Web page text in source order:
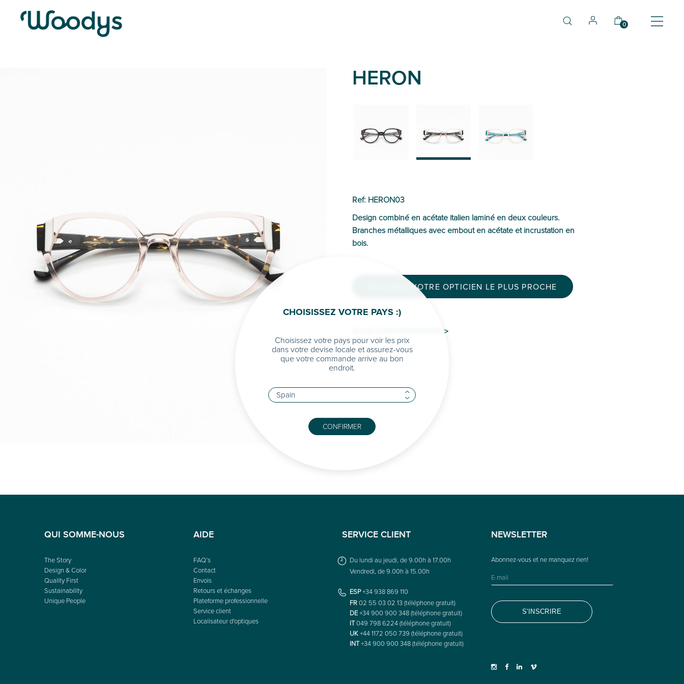
0
HERON
Ref: HERON03
Design combiné en acétate italien laminé en deux couleurs.
Branches métalliques avec embout en acétate et incrustation en
bois.
TROUVEZ VOTRE OPTICIEN LE PLUS PROCHE
PLUS D'INFORMATIONS >
QUI SOMME-NOUS
The Story
Design & Color
Quality First
Sustainability
Unique People
AIDE
FAQ’s
Contact
Envois
Retours et échanges
Plateforme professionnelle
Service client
Localisateur d'optiques
SERVICE CLIENT
Du lundi au jeudi, de 9.00h à 17.00h
Vendredi, de 9.00h à 15.00h
ESP+34 938 869 110
FR02 55 03 02 13 (téléphone gratuit)
DE+34 900 900 348 (téléphone gratuit)
IT049 798 6224 (téléphone gratuit)
UK+44 1172 050 739 (téléphone gratuit)
INT+34 900 900 348 (téléphone gratuit)
NEWSLETTER
CHOISISSEZ VOTRE PAYS :)
Choisissez votre pays pour voir les prix
dans votre devise locale et assurez-vous
que votre commande arrive au bon
endroit.
CONFIRMER